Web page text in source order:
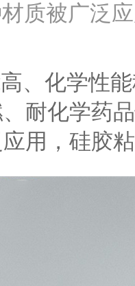
质被广泛
、化学性
耐化学药
用，硅胶粘